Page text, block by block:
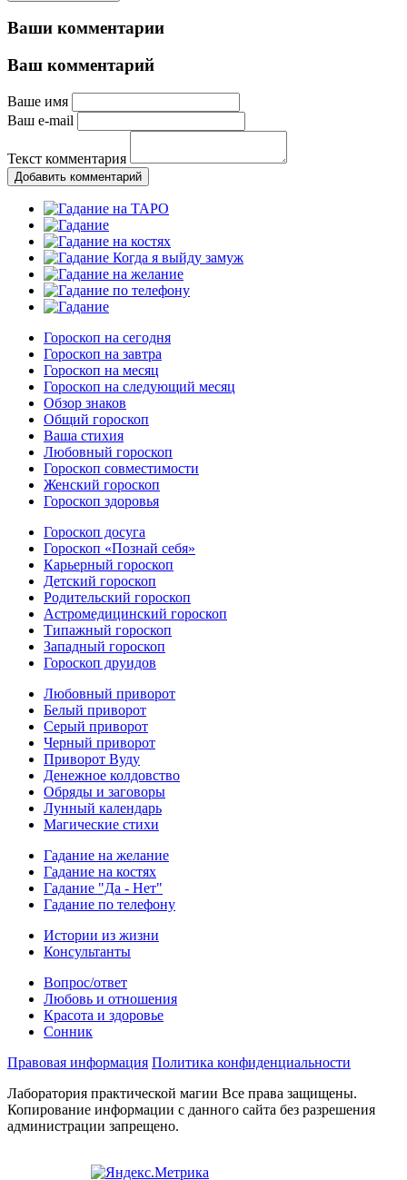
Ваши комментарии
Ваш комментарий
Ваше имя
Ваш e-mail
Текст комментария
Добавить комментарий
Гороскоп на сегодня
Гороскоп на завтра
Гороскоп на месяц
Гороскоп на следующий месяц
Обзор знаков
Общий гороскоп
Ваша стихия
Любовный гороскоп
Гороскоп совместимости
Женский гороскоп
Гороскоп здоровья
Гороскоп досуга
Гороскоп «Познай себя»
Карьерный гороскоп
Детский гороскоп
Родительский гороскоп
Астромедицинский гороскоп
Типажный гороскоп
Западный гороскоп
Гороскоп друидов
Любовный приворот
Белый приворот
Серый приворот
Черный приворот
Приворот Вуду
Денежное колдовство
Обряды и заговоры
Лунный календарь
Магические стихи
Гадание на желание
Гадание на костях
Гадание "Да - Нет"
Гадание по телефону
Истории из жизни
Консультанты
Вопрос/ответ
Любовь и отношения
Красота и здоровье
Сонник
Правовая информация Политика конфиденциальности
Лаборатория практической магии Все права защищены.
Копирование информации с данного сайта без разрешения
администрации запрещено.